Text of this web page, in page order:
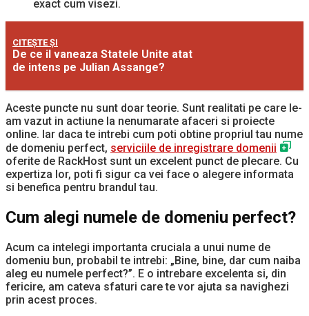
exact cum visezi.
CITEȘTE ȘI
De ce il vaneaza Statele Unite atat
de intens pe Julian Assange?
Aceste puncte nu sunt doar teorie. Sunt realitati pe care le-
am vazut in actiune la nenumarate afaceri si proiecte
online. Iar daca te intrebi cum poti obtine propriul tau nume
de domeniu perfect, serviciile de inregistrare domenii
oferite de RackHost sunt un excelent punct de plecare. Cu
expertiza lor, poti fi sigur ca vei face o alegere informata
si benefica pentru brandul tau.
Cum alegi numele de domeniu perfect?
Acum ca intelegi importanta cruciala a unui nume de
domeniu bun, probabil te intrebi: „Bine, bine, dar cum naiba
aleg eu numele perfect?”. E o intrebare excelenta si, din
fericire, am cateva sfaturi care te vor ajuta sa navighezi
prin acest proces.